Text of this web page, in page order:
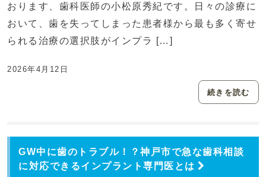
おります、歯科医師の小松原秀紀です。日々の診療に
おいて、歯を失ってしまった患者様から最も多く寄せ
られる治療の選択肢がインプラ […]
2026年4月12日
続きを読む
GW中に歯のトラブル！？神戸市で急な歯科相談
に対応できるインプラント専門医とは